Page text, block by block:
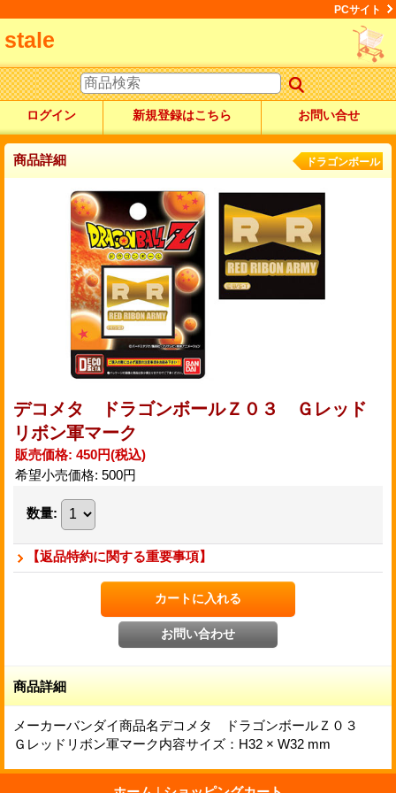
PCサイト
stale
ログイン 新規登録はこちら お問い合せ
商品詳細 ドラゴンボール
デコメタ ドラゴンボールＺ０３ Ｇレッド
リボン軍マーク
販売価格: 450円(税込)
希望小売価格: 500円
数量:
【返品特約に関する重要事項】
商品詳細
メーカーバンダイ商品名デコメタ ドラゴンボールＺ０３
Ｇレッドリボン軍マーク内容サイズ：H32 × W32 mm